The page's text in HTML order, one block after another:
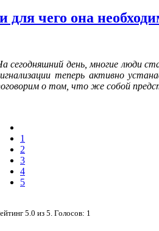
для чего она
сегодняшний день, многие люди
теперь активно
о том, что же собой
1
2
3
4
5
5.0 из 5 . Голосов: 1